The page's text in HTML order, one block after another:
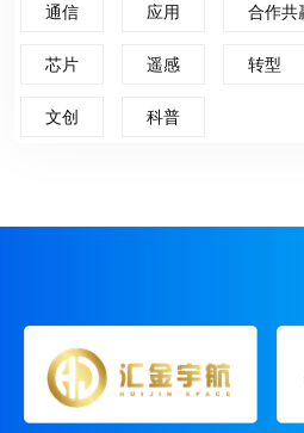
通信 应用 合作共
芯片 遥感 转型
文创 科普